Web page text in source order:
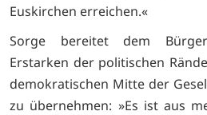
Euskirchen erreichen.«
Sorge bereitet dem
Erstarken der politischen
demokratischen Mitte der
zu übernehmen: »Es ist aus